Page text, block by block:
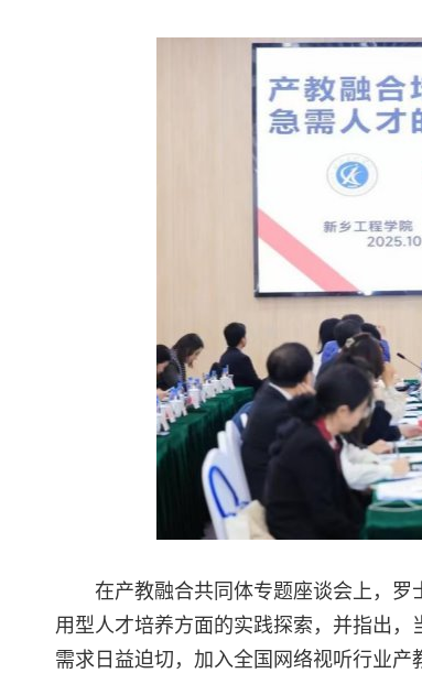
在产教融合共同体专题座谈会上，
用型人才培养方面的实践探索，并指出
需求日益迫切，加入全国网络视听行业